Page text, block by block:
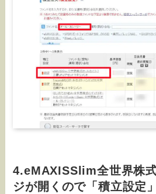
4.eMAXISSlim全世界株
ジが開くので「積立設定